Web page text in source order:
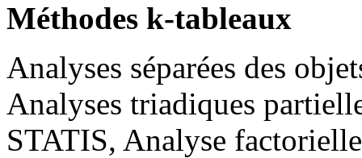
Méthodes k-tableaux
Analyses séparées des
Analyses triadiques
STATIS, Analyse